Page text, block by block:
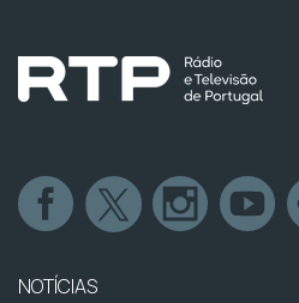
NOTÍCIAS